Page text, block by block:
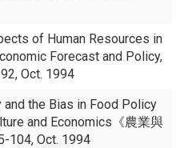
of Human Resources in
Forecast and Policy,
Oct. 1994
and the Bias in Food Policy
and Economics《農業與
104, Oct. 1994